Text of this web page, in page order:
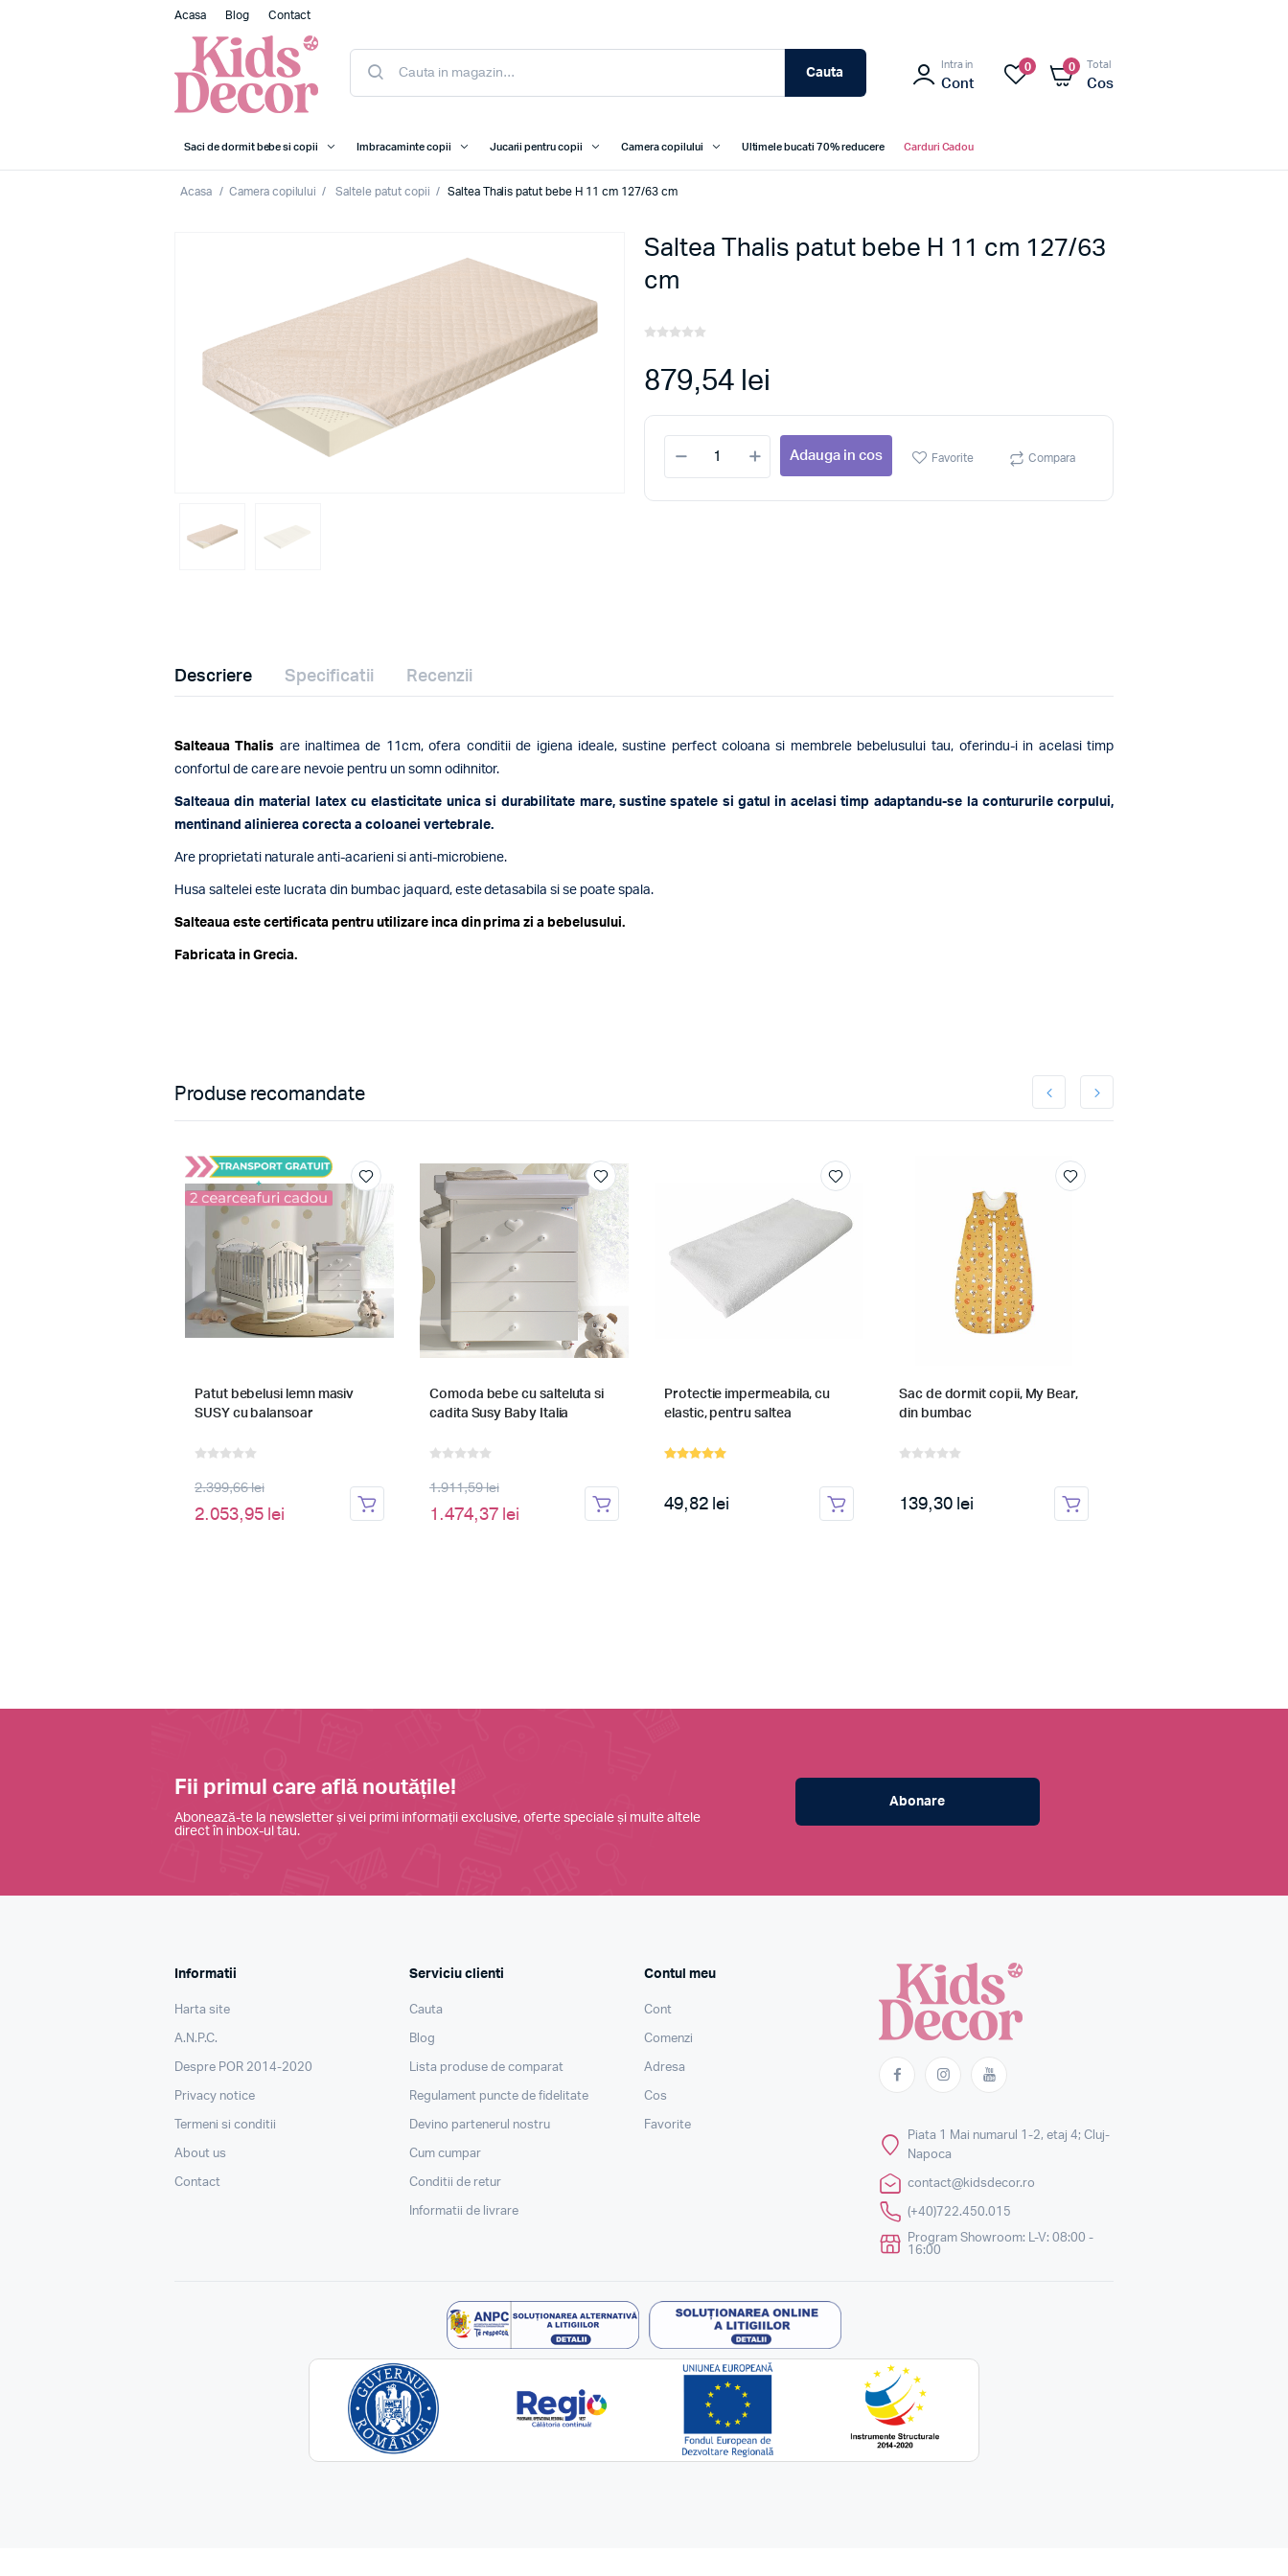
Acasa Blog Contact
Cauta
Intra in
Cont
0 Total
Cos
0
Saci de dormit bebe si copii Imbracaminte copii Jucarii pentru copii Camera copilului Ultimele bucati 70% reducere Carduri Cadou
Acasa / Camera copilului / Saltele patut copii / Saltea Thalis patut bebe H 11 cm 127/63 cm
Saltea Thalis patut bebe H 11 cm 127/63
cm
879,54 lei
Adauga in cos Favorite Compara
Descriere Specificatii Recenzii
Salteaua Thalis are inaltimea de 11cm, ofera conditii de igiena ideale, sustine perfect coloana si membrele bebelusului tau, oferindu-i in acelasi timp
confortul de care are nevoie pentru un somn odihnitor.
Salteaua din material latex cu elasticitate unica si durabilitate mare, sustine spatele si gatul in acelasi timp adaptandu-se la contururile corpului,
mentinand alinierea corecta a coloanei vertebrale.
Are proprietati naturale anti-acarieni si anti-microbiene.
Husa saltelei este lucrata din bumbac jaquard, este detasabila si se poate spala.
Salteaua este certificata pentru utilizare inca din prima zi a bebelusului.
Fabricata in Grecia.
Produse recomandate
Patut bebelusi lemn masiv
SUSY cu balansoar
2.399,66 lei
2.053,95 lei
Comoda bebe cu salteluta si
cadita Susy Baby Italia
1.911,59 lei
1.474,37 lei
Protectie impermeabila, cu
elastic, pentru saltea
49,82 lei
Sac de dormit copii, My Bear,
din bumbac
139,30 lei
Fii primul care află noutățile!
Abonează-te la newsletter și vei primi informații exclusive, oferte speciale și multe altele
direct în inbox-ul tau.
Abonare
Informatii
Harta site
A.N.P.C.
Despre POR 2014-2020
Privacy notice
Termeni si conditii
About us
Contact
Serviciu clienti
Cauta
Blog
Lista produse de comparat
Regulament puncte de fidelitate
Devino partenerul nostru
Cum cumpar
Conditii de retur
Informatii de livrare
Contul meu
Cont
Comenzi
Adresa
Cos
Favorite
Piata 1 Mai numarul 1-2, etaj 4; Cluj-
Napoca
contact@kidsdecor.ro
(+40)722.450.015
Program Showroom: L-V: 08:00 -
16:00